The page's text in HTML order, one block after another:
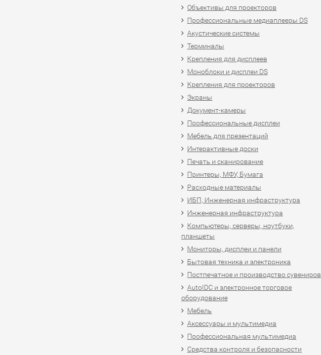
Объективы для проекторов
Профессиональные медиаплееры DS
Акустические системы
Терминалы
Крепления для дисплеев
Моноблоки и дисплеи DS
Крепления для проекторов
Экраны
Документ-камеры
Профессиональные дисплеи
Мебель для презентаций
Интерактивные доски
Печать и сканирование
Принтеры, МФУ, Бумага
Расходные материалы
ИБП, Инженерная инфраструктура
Инженерная инфраструктура
Компьютеры, серверы, ноутбуки,
планшеты
Мониторы, дисплеи и панели
Бытовая техника и электроника
Постпечатное и производство сувениров
AutoIDC и электронное торговое
оборудование
Мебель
Аксессуары и мультимедиа
Профессиональная мультимедиа
Средства контроля и безопасности